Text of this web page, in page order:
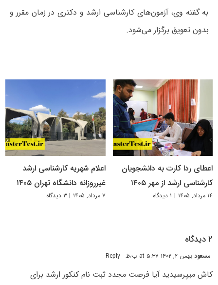
به گفته وی، آزمون‌های کارشناسی ارشد و دکتری در زمان مقرر و
بدون تعویق برگزار می‌شود.
اعطای ردا کارت به دانشجویان
کارشناسی ارشد از مهر ۱۴۰۵
۱۴ مرداد, ۱۴۰۵ | ۱ دیدگاه
اعلام شهریه کارشناسی ارشد
غیرروزانه دانشگاه تهران ۱۴۰۵
۷ مرداد, ۱۴۰۵ | ۳ دیدگاه
۲ دیدگاه
مسعودبهمن ۲, ۱۴۰۲ at ۵:۳۷ ب٫ظ - Reply
کاش میپرسیدید آیا فرصت مجدد ثبت نام کنکور ارشد برای